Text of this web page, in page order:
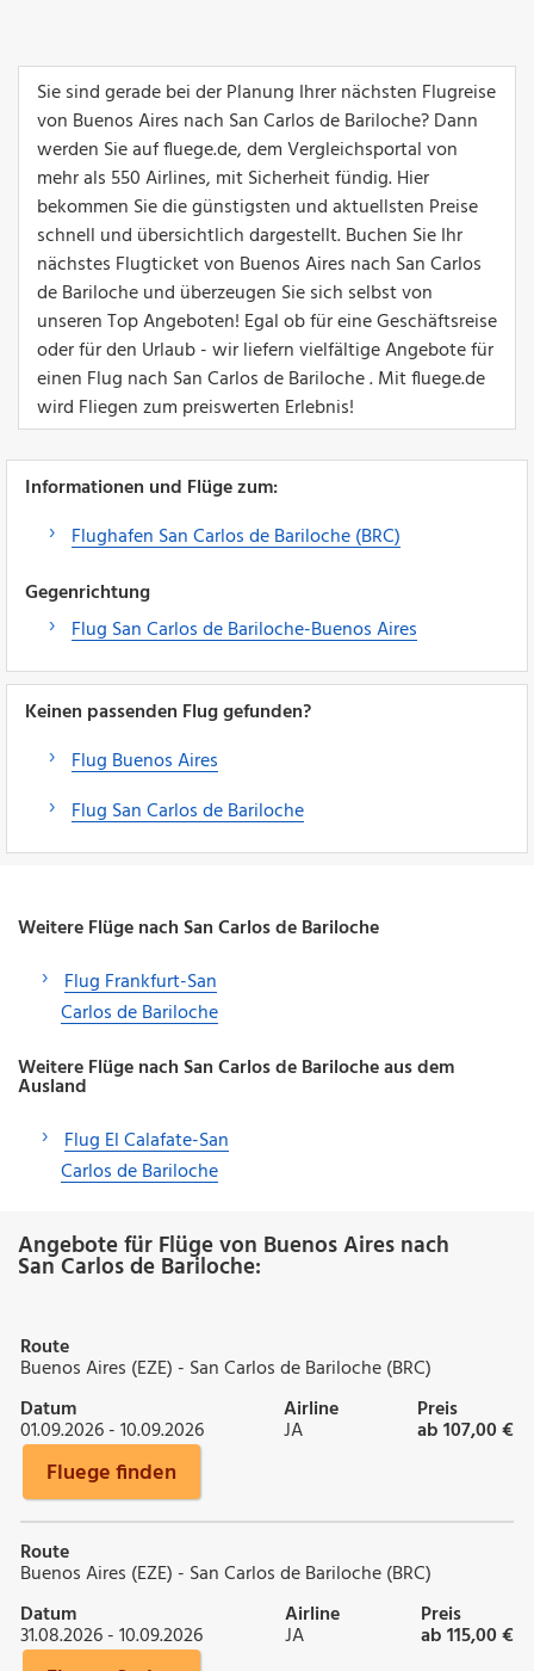
Sie sind gerade bei der Planung Ihrer nächsten Flugreise
von Buenos Aires nach San Carlos de Bariloche? Dann
werden Sie auf fluege.de, dem Vergleichsportal von
mehr als 550 Airlines, mit Sicherheit fündig. Hier
bekommen Sie die günstigsten und aktuellsten Preise
schnell und übersichtlich dargestellt. Buchen Sie Ihr
nächstes Flugticket von Buenos Aires nach San Carlos
de Bariloche und überzeugen Sie sich selbst von
unseren Top Angeboten! Egal ob für eine Geschäftsreise
oder für den Urlaub - wir liefern vielfältige Angebote für
einen Flug nach San Carlos de Bariloche . Mit fluege.de
wird Fliegen zum preiswerten Erlebnis!
Informationen und Flüge zum:
Flughafen San Carlos de Bariloche (BRC)
Gegenrichtung
Flug San Carlos de Bariloche-Buenos Aires
Keinen passenden Flug gefunden?
Flug Buenos Aires
Flug San Carlos de Bariloche
Weitere Flüge nach San Carlos de Bariloche
Flug Frankfurt-San
Carlos de Bariloche
Weitere Flüge nach San Carlos de Bariloche aus dem
Ausland
Flug El Calafate-San
Carlos de Bariloche
Angebote für Flüge von Buenos Aires nach
San Carlos de Bariloche:
Route
Buenos Aires (EZE) - San Carlos de Bariloche (BRC)
Datum
01.09.2026 - 10.09.2026
Airline
JA
Preis
ab 107,00 €
Fluege finden
Route
Buenos Aires (EZE) - San Carlos de Bariloche (BRC)
Datum
31.08.2026 - 10.09.2026
Airline
JA
Preis
ab 115,00 €